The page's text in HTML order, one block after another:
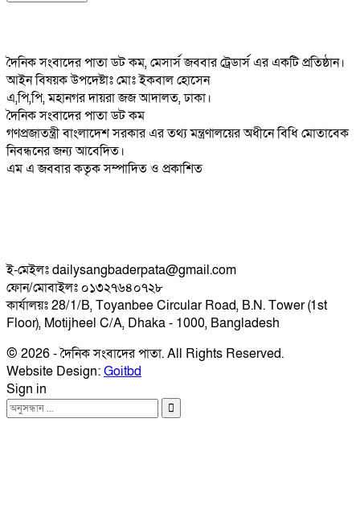
দৈনিক সংবাদের পাতা ডট কম, মেসার্স জববার ট্রেডার্স এর একটি প্রতিষ্ঠান।
আইন বিষয়ক উপদেষ্টাঃ মোঃ ইকবাল হোসেন
এ,পি,পি, মহানগর দায়রা জজ আদালত, ঢাকা।
দৈনিক সংবাদের পাতা ডট কম
গণপ্রজাতন্ত্রী বাংলাদেশ সরকার এর তথ্য মন্ত্রণালয়ের অধীনে বিধি মোতাবেক
নিবন্ধনের জন্য আবেদিত।
এম এ জববার কতৃক সম্পাদিত ও প্রকাশিত
ই-মেইলঃ dailysangbaderpata@gmail.com
ফোন/মোবাইলঃ ০১৩২৭৬৪০৭২৮
কার্যালয়ঃ 28/1/B, Toyanbee Circular Road, B.N. Tower (1st
Floor), Motijheel C/A, Dhaka - 1000, Bangladesh
© 2026 - দৈনিক সংবাদের পাতা. All Rights Reserved.
Website Design:Goitbd
Sign in